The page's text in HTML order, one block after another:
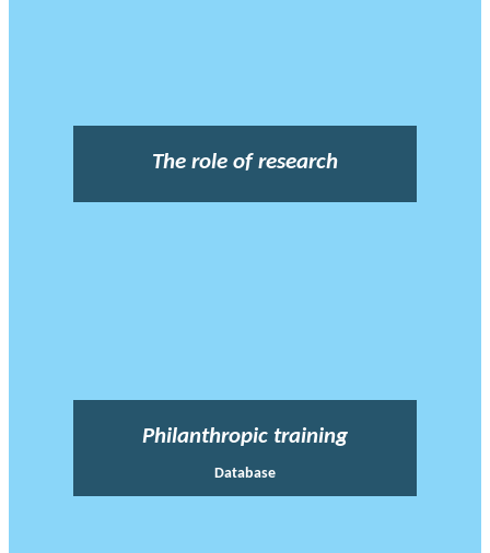
The role of research
Philanthropic training
Database